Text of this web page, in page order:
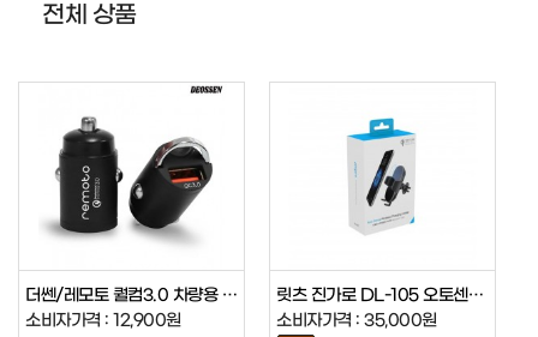
전체 상품
더쎈/레모토 퀄컴3.0 차량용 미니 충…
소비자가격 : 12,900원
릿츠 진가로 DL-105 오토센서 무선…
소비자가격 : 35,000원